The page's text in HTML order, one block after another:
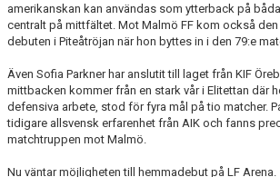
amerikanskan kan användas som ytterback på
centralt på mittfältet. Mot Malmö FF kom också
debuten i Piteåtröjan när hon byttes in i den 79:e
Även Sofia Parkner har anslutit till laget från KIF
mittbacken kommer från en stark vår i Elitettan där
defensiva arbete, stod för fyra mål på tio matcher.
tidigare allsvensk erfarenhet från AIK och fanns
matchtruppen mot Malmö.
Nu väntar möjligheten till hemmadebut på LF Arena.